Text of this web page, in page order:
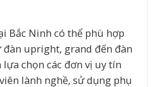
Bắc Ninh có thể phù hợp
upright, grand đến đàn
lựa chọn các đơn vị uy tín
lành nghề, sử dụng phụ